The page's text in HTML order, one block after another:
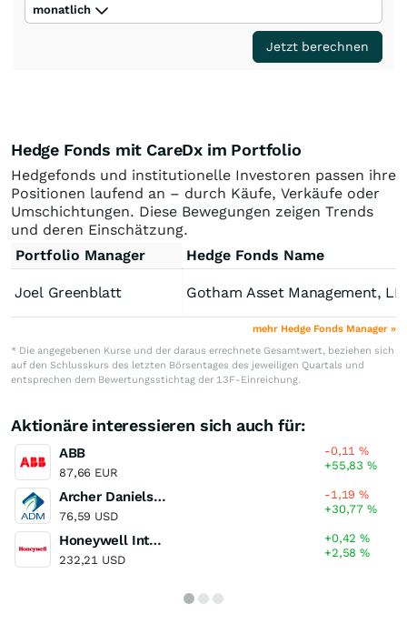
monatlich
Jetzt berechnen
Hedge Fonds mit CareDx im Portfolio
Hedgefonds und institutionelle Investoren passen ihre
Positionen laufend an – durch Käufe, Verkäufe oder
Umschichtungen. Diese Bewegungen zeigen Trends
und deren Einschätzung.
Portfolio Manager
Hedge Fonds Name
Joel Greenblatt Gotham Asset Management,
mehr Hedge Fonds Manager »
* Die angegebenen Kurse und der daraus errechnete Gesamtwert, beziehen sich
auf den Schlusskurs des letzten Börsentages des jeweiligen Quartals und
entsprechen dem Bewertungsstichtag der 13F-Einreichung.
Aktionäre interessieren sich auch für:
ABB
87,66 EUR
-0,11%
+55,83%
Archer Daniels Midland Company
76,59 USD
-1,19%
+30,77%
Honeywell International
232,21 USD
+0,42%
+2,58%